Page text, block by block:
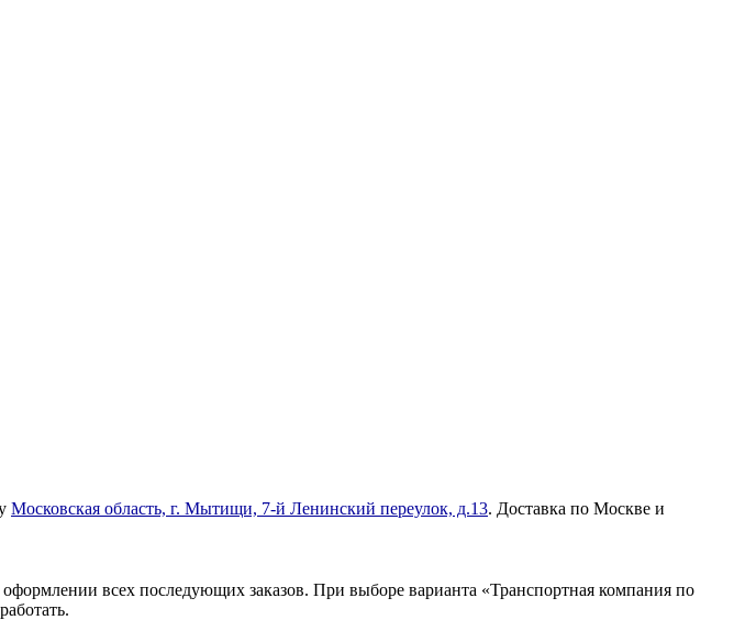
Московская область, г. Мытищи, 7-й Ленинский переулок, д.13. Доставка по Москве и
всех последующих заказов. При выборе варианта «Транспортная компания по